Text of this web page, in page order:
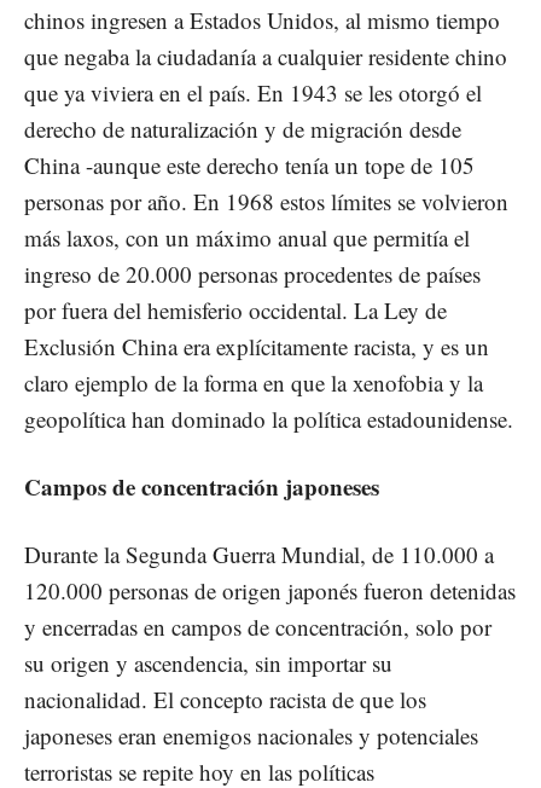
chinos ingresen a Estados Unidos, al mismo tiempo
que negaba la ciudadanía a cualquier residente chino
que ya viviera en el país. En 1943 se les otorgó el
derecho de naturalización y de migración desde
China -aunque este derecho tenía un tope de 105
personas por año. En 1968 estos límites se volvieron
más laxos, con un máximo anual que permitía el
ingreso de 20.000 personas procedentes de países
por fuera del hemisferio occidental. La Ley de
Exclusión China era explícitamente racista, y es un
claro ejemplo de la forma en que la xenofobia y la
geopolítica han dominado la política estadounidense.
Campos de concentración japoneses
Durante la Segunda Guerra Mundial, de 110.000 a
120.000 personas de origen japonés fueron detenidas
y encerradas en campos de concentración, solo por
su origen y ascendencia, sin importar su
nacionalidad. El concepto racista de que los
japoneses eran enemigos nacionales y potenciales
terroristas se repite hoy en las políticas